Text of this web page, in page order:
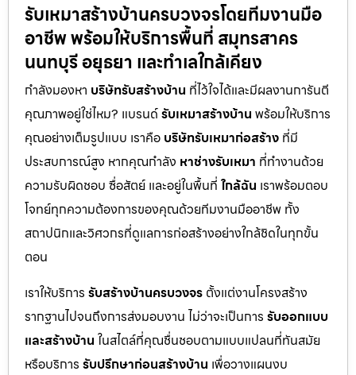
รับเหมาสร้างบ้านครบวงจรโดยทีมงานมือ
อาชีพ พร้อมให้บริการพื้นที่ สมุทรสาคร
นนทบุรี อยุธยา และทำเลใกล้เคียง
กำลังมองหา บริษัทรับสร้างบ้าน ที่ไว้ใจได้และมีผลงานการันตี
คุณภาพอยู่ใช่ไหม? แบรนด์รับเหมาสร้างบ้าน พร้อมให้บริการ
คุณอย่างเต็มรูปแบบ เราคือ บริษัทรับเหมาก่อสร้าง ที่มี
ประสบการณ์สูง หากคุณกำลัง หาช่างรับเหมา ที่ทำงานด้วย
ความรับผิดชอบ ซื่อสัตย์ และอยู่ในพื้นที่ ใกล้ฉัน เราพร้อมตอบ
โจทย์ทุกความต้องการของคุณด้วยทีมงานมืออาชีพ ทั้ง
สถาปนิกและวิศวกรที่ดูแลการก่อสร้างอย่างใกล้ชิดในทุกขั้น
ตอน
เราให้บริการ รับสร้างบ้านครบวงจร ตั้งแต่งานโครงสร้าง
รากฐานไปจนถึงการส่งมอบงาน ไม่ว่าจะเป็นการ รับออกแบบ
และสร้างบ้าน ในสไตล์ที่คุณชื่นชอบตามแบบแปลนที่ทันสมัย
หรือบริการ รับปรึกษาก่อนสร้างบ้าน เพื่อวางแผนงบ